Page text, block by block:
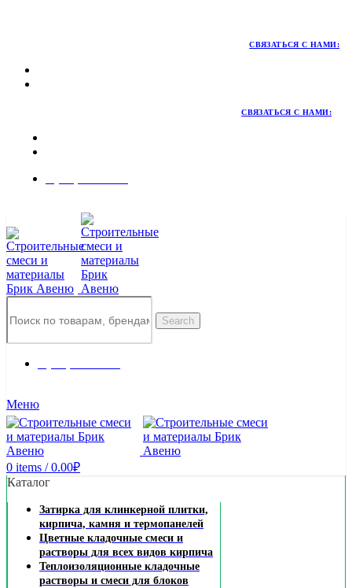
СВЯЗАТЬСЯ С НАМИ:
СВЯЗАТЬСЯ С НАМИ:
Search
Меню
0 items / 0.00₽
Каталог
Затирка для клинкерной плитки,
кирпича, камня и термопанелей
Цветные кладочные смеси и
растворы для всех видов кирпича
Теплоизоляционные кладочные
растворы и смеси для блоков